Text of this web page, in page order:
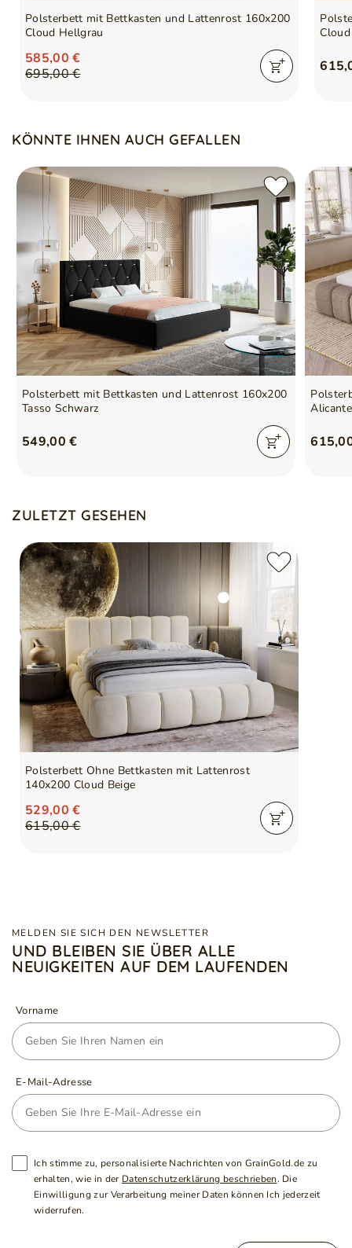
Polsterbett mit Bettkasten und Lattenrost 160x200
Cloud Hellgrau
695,00 €
585,00 €
KÖNNTE IHNEN AUCH GEFALLEN
Polsterbett mit Bettkasten und Lattenrost 160x200
Tasso Schwarz
549,00 €
ZULETZT GESEHEN
Polsterbett Ohne Bettkasten mit Lattenrost
140x200 Cloud Beige
615,00 €
529,00 €
MELDEN SIE SICH DEN NEWSLETTER
UND BLEIBEN SIE ÜBER ALLE
NEUIGKEITEN AUF DEM LAUFENDEN
Vorname
E-Mail-Adresse
Ich stimme zu, personalisierte Nachrichten von GrainGold.de zu
erhalten, wie in der Datenschutzerklärung beschrieben. Die
Einwilligung zur Verarbeitung meiner Daten können Ich jederzeit
widerrufen.